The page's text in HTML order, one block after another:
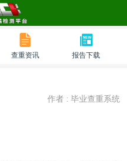
查重资讯 报告下载
作者 : 毕业查重系统